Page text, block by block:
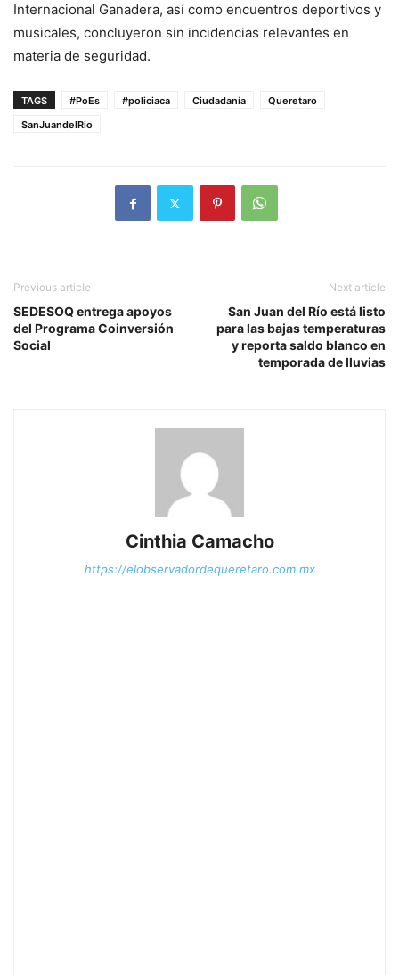
Internacional Ganadera, así como encuentros deportivos y
musicales, concluyeron sin incidencias relevantes en
materia de seguridad.
TAGS #PoEs #policiaca Ciudadanía
Queretaro
SanJuandelRio
Previous article
SEDESOQ entrega apoyos
del Programa Coinversión
Social
Next article
San Juan del Río está listo
para las bajas temperaturas
y reporta saldo blanco en
temporada de lluvias
Cinthia Camacho
https://elobservadordequeretaro.com.mx